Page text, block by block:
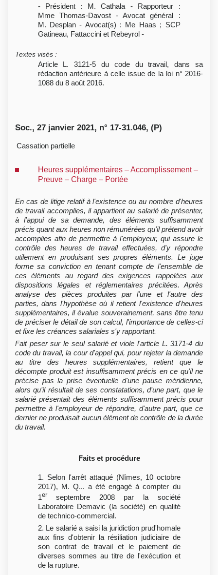
- Président : M. Cathala - Rapporteur :
Mme Thomas-Davost - Avocat général :
M. Desplan - Avocat(s) : Me Haas ; SCP
Gatineau, Fattaccini et Rebeyrol -
Textes visés :
Article L. 3121-5 du code du travail, dans sa
rédaction antérieure à celle issue de la loi n° 2016-
1088 du 8 août 2016.
Soc., 27 janvier 2021, n° 17-31.046, (P)
Cassation partielle
Heures supplémentaires – Accomplissement –
Preuve – Charge – Portée
En cas de litige relatif à l'existence ou au nombre d'heures
de travail accomplies, il appartient au salarié de présenter,
à l'appui de sa demande, des éléments suffisamment
précis quant aux heures non rémunérées qu'il prétend avoir
accomplies afin de permettre à l'employeur, qui assure le
contrôle des heures de travail effectuées, d'y répondre
utilement en produisant ses propres éléments. Le juge
forme sa conviction en tenant compte de l'ensemble de
ces éléments au regard des exigences rappelées aux
dispositions légales et réglementaires précitées. Après
analyse des pièces produites par l'une et l'autre des
parties, dans l'hypothèse où il retient l'existence d'heures
supplémentaires, il évalue souverainement, sans être tenu
de préciser le détail de son calcul, l'importance de celles-ci
et fixe les créances salariales s'y rapportant.
Fait peser sur le seul salarié et viole l'article L. 3171-4 du
code du travail, la cour d'appel qui, pour rejeter la demande
au titre des heures supplémentaires, retient que le
décompte produit est insuffisamment précis en ce qu'il ne
précise pas la prise éventuelle d'une pause méridienne,
alors qu'il résultait de ses constatations, d'une part, que le
salarié présentait des éléments suffisamment précis pour
permettre à l'employeur de répondre, d'autre part, que ce
dernier ne produisait aucun élément de contrôle de la durée
du travail.
Faits et procédure
1. Selon l'arrêt attaqué (Nîmes, 10 octobre
2017), M. Q... a été engagé à compter du
1er
septembre 2008 par la société
Laboratoire Demavic (la société) en qualité
de technico-commercial.
2. Le salarié a saisi la juridiction prud'homale
aux fins d'obtenir la résiliation judiciaire de
son contrat de travail et le paiement de
diverses sommes au titre de l'exécution et
de la rupture.